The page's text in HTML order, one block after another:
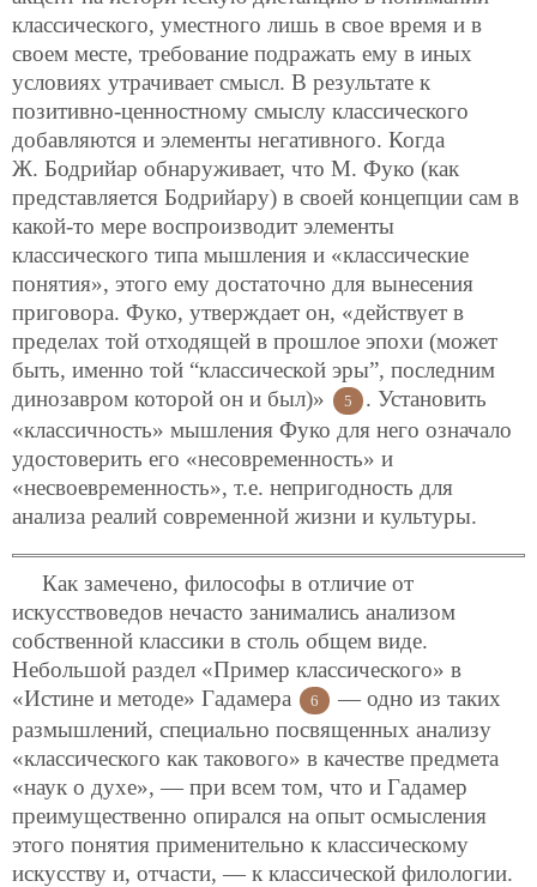
классического, уместного лишь в свое время и в
своем месте, требование подражать ему в иных
условиях утрачивает смысл. В результате к
позитивно-ценностному смыслу классического
добавляются и элементы негативного. Когда
Ж. Бодрийар обнаруживает, что М. Фуко (как
представляется Бодрийару) в своей концепции сам в
какой-то мере воспроизводит элементы
классического типа мышления и «классические
понятия», этого ему достаточно для вынесения
приговора. Фуко, утверждает он, «действует в
пределах той отходящей в прошлое эпохи (может
быть, именно той “классической эры”, последним
динозавром которой он и был)»
5
. Установить
«классичность» мышления Фуко для него означало
удостоверить его «несовременность» и
«несвоевременность», т.е. непригодность для
анализа реалий современной жизни и культуры.
Как замечено, философы в отличие от
искусствоведов нечасто занимались анализом
собственной классики в столь общем виде.
Небольшой раздел «Пример классического» в
«Истине и методе» Гадамера
6
— одно из таких
размышлений, специально посвященных анализу
«классического как такового» в качестве предмета
«наук о духе», — при всем том, что и Гадамер
преимущественно опирался на опыт осмысления
этого понятия применительно к классическому
искусству и, отчасти, — к классической филологии.